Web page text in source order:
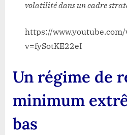
volatilité dans un cadre
https://www.youtube.com/
v=fySotKE22eI
Un régime de
minimum
bas